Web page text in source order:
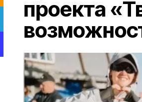
проекта